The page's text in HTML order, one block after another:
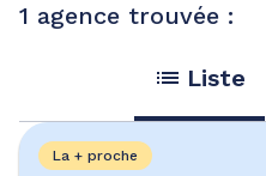
1 agence trouvée :
Liste
La + proche